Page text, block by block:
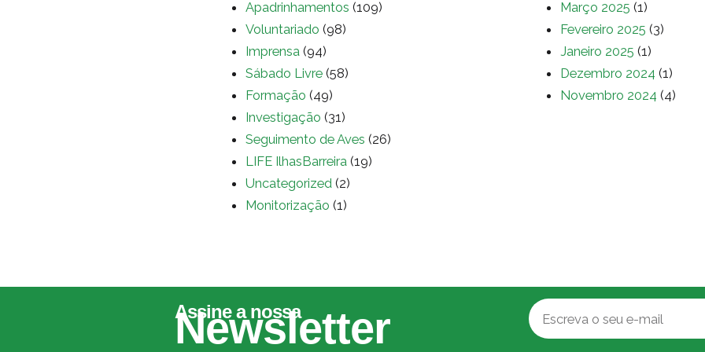
Apadrinhamentos (109)
Voluntariado (98)
Imprensa (94)
Sábado Livre (58)
Formação (49)
Investigação (31)
Seguimento de Aves (26)
LIFE IlhasBarreira (19)
Uncategorized (2)
Monitorização (1)
Março 2025 (1)
Fevereiro 2025 (3)
Janeiro 2025 (1)
Dezembro 2024 (1)
Novembro 2024 (4)
Assine a nossa
Newsletter